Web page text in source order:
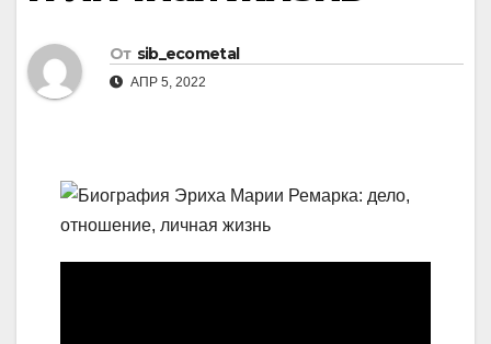
От sib_ecometal
АПР 5, 2022